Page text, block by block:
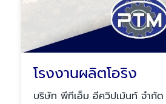
โรงงานผลิตโอริง
บริษัท พีทีเอ็ม อีควิปเม้นท์ จำกัด